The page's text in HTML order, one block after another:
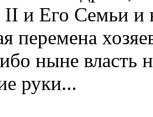
и Его Семьи и
перемена
ныне власть
руки...